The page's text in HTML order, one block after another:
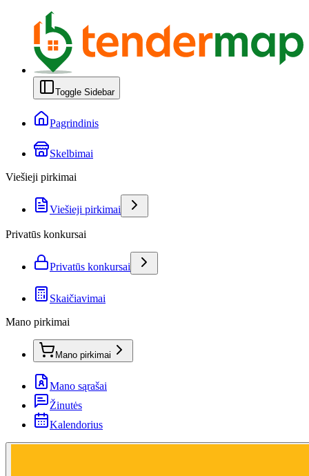
Toggle Sidebar
Pagrindinis
Skelbimai
Viešieji pirkimai
Viešieji pirkimai
Privatūs konkursai
Privatūs konkursai
Skaičiavimai
Mano pirkimai
Mano pirkimai
Mano sąrašai
Žinutės
Kalendorius